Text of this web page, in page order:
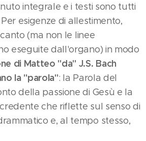
integrale e i testi sono tutti
esigenze di allestimento,
(ma non le linee
eseguite dall'organo) in modo
di Matteo "da" J.S. Bach
la "parola": la Parola del
della passione di Gesù e la
che riflette sul senso di
e, al tempo stesso,